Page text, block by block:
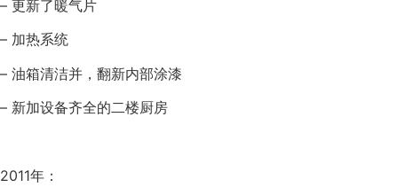
– 更新了暖气片
– 加热系统
– 油箱清洁并，翻新内部涂漆
– 新加设备齐全的二楼厨房
2011年：